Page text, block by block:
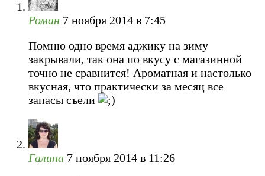
Роман 7 ноября 2014 в 7:45
Помню одно время аджику на зиму
закрывали, так она по вкусу с магазинной
точно не сравнится! Ароматная и настолько
вкусная, что практически за месяц все
запасы съели
Галина 7 ноября 2014 в 11:26